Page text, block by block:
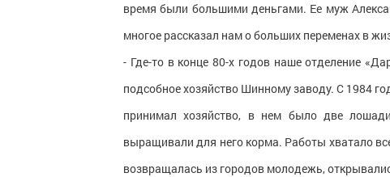
время были большими деньгами. Ее муж
многое рассказал нам о больших переменах в
- Где-то в конце 80-х годов наше отделение
подсобное хозяйство Шинному заводу. С 1984
принимал хозяйство, в нем было две
выращивали для него корма. Работы хватало
возвращалась из городов молодежь,